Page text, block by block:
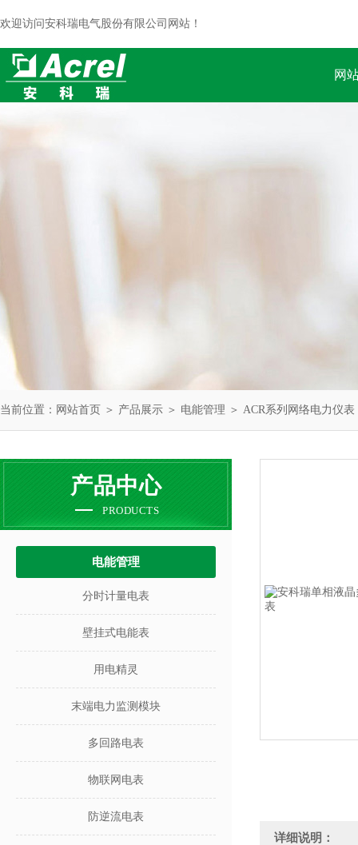
欢迎访问安科瑞电气股份有限公司网站！
网
当前位置： 网站首页 ＞ 产品展示 ＞ 电能管理 ＞ ACR系列网络电力仪表
产品中心
PRODUCTS
电能管理
分时计量电表
壁挂式电能表
用电精灵
末端电力监测模块
多回路电表
物联网电表
防逆流电表
详细说明：